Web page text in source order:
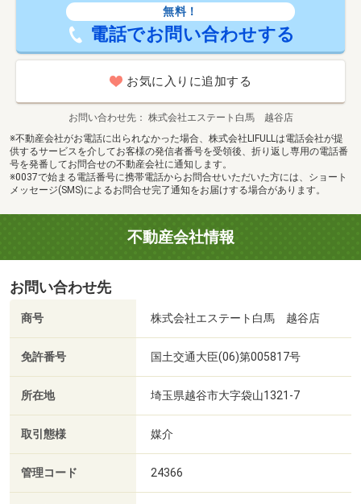
無料！
電話でお問い合わせする
お気に入りに追加する
お問い合わせ先
株式会社エステート白馬 越谷店
※不動産会社がお電話に出られなかった場合、株式会社LIFULLは電話会社が提
供するサービスを介してお客様の発信者番号を受領後、折り返し専用の電話番
号を発番してお問合せの不動産会社に通知します。
※0037で始まる電話番号に携帯電話からお問合せいただいた方には、ショート
メッセージ(SMS)によるお問合せ完了通知をお届けする場合があります。
不動産会社情報
お問い合わせ先
商号 株式会社エステート白馬 越谷店
免許番号 国土交通大臣(06)第005817号
所在地 埼玉県越谷市大字袋山1321-7
取引態様 媒介
管理コード 24366